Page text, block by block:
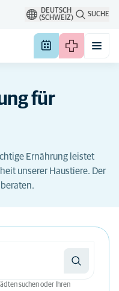
DEUTSCH
(SCHWEIZ)
SUCHE
für
Ernährung leistet
unserer Haustiere. Der
suchen oder Ihren